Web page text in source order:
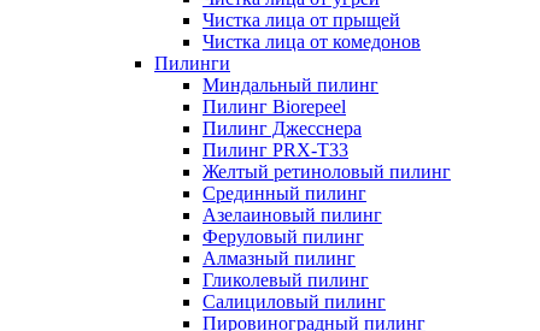
Чистка лица от прыщей
Чистка лица от комедонов
Пилинги
Миндальный пилинг
Пилинг Biorepeel
Пилинг Джесснера
Пилинг PRX-T33
Желтый ретиноловый пилинг
Срединный пилинг
Азелаиновый пилинг
Феруловый пилинг
Алмазный пилинг
Гликолевый пилинг
Салициловый пилинг
Пировиноградный пилинг